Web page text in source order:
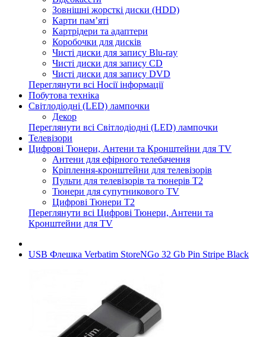
Зовнішні жорсткі диски (HDD)
Карти пам’яті
Картрідери та адаптери
Коробочки для дисків
Чисті диски для запису Blu-ray
Чисті диски для запису CD
Чисті диски для запису DVD
Переглянути всі Носії інформації
Побутова техніка
Світлодіодні (LED) лампочки
Декор
Переглянути всі Світлодіодні (LED) лампочки
Телевізори
Цифрові Тюнери, Антени та Кронштейни для TV
Антени для ефірного телебачення
Кріплення-кронштейни для телевізорів
Пульти для телевізорів та тюнерів T2
Тюнери для супутникового TV
Цифрові Тюнери T2
Переглянути всі Цифрові Тюнери, Антени та
Кронштейни для TV
USB Флешка Verbatim StoreNGo 32 Gb Pin Stripe Black